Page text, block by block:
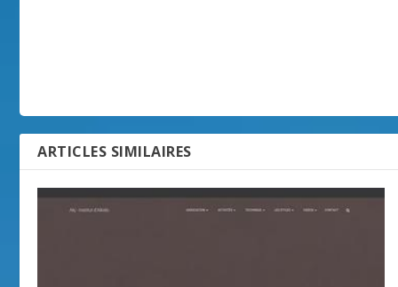
ARTICLES SIMILAIRES